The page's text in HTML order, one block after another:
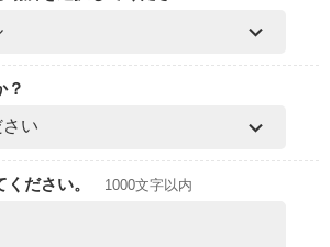
？
ださい。 1000文字以内